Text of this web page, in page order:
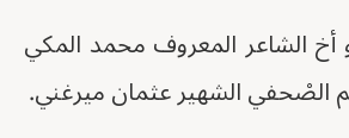
الشاعر المعروف محمد المكي
الصْحفي الشهير عثمان ميرغني.